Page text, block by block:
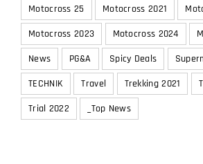
Motocross 25
Motocross 2021
Motocross 2023
Motocross 2024
News
PG&A Spicy Deals
TECHNIK
Travel Trekking 2021
Trial 2022
_Top News